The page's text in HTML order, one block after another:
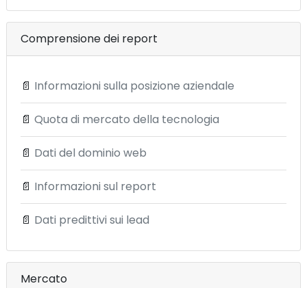
Comprensione dei report
📄 Informazioni sulla posizione aziendale
📄 Quota di mercato della tecnologia
📄 Dati del dominio web
📄 Informazioni sul report
📄 Dati predittivi sui lead
Mercato